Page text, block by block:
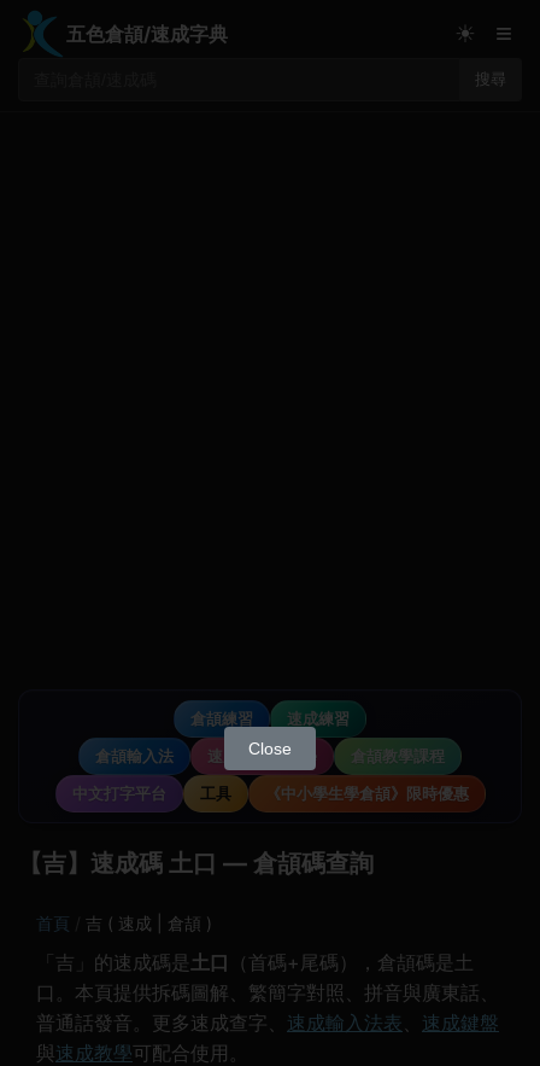
五色倉頡/速成字典
搜尋
☀ ≡
倉頡練習
速成練習
倉頡輸入法
速成輸入法教學
倉頡教學課程
中文打字平台
工具 《中小學生學倉頡》限時優惠
【吉】速成碼 土口 — 倉頡碼查詢
首頁 吉 ( 速成 | 倉頡 )
「吉」的速成碼是 土口 （首碼+尾碼），倉頡碼是土
口。本頁提供拆碼圖解、繁簡字對照、拼音與廣東話、
普通話發音。更多速成查字、 速成輸入法表、 速成鍵盤
與速成教學可配合使用。
Close